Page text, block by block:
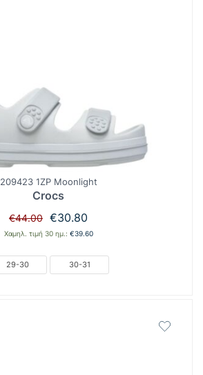
209423 1ZP Moonlight
Crocs
€44.00 Original
price
€44.00.
€30.80
τρέχουσα
είναι:
€30.80.
Χαμηλ. τιμή 30 ημ.: €39.60
29-30 30-31